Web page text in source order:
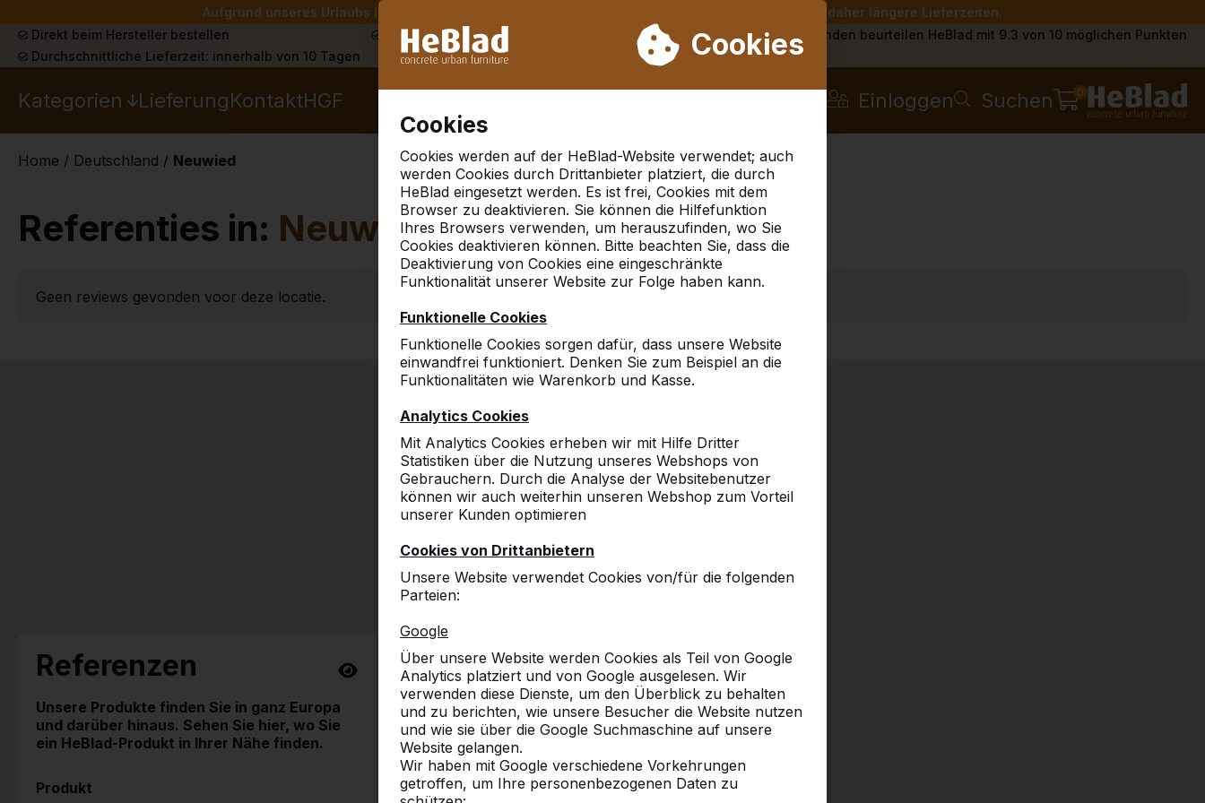
Aufgrund unseres Urlaubs liefern wir von Woche 31 bis Woche 33 nicht. Bitte berücksichtigen Sie daher längere Lieferzeiten.
Cookies
Cookies
Cookies werden auf der HeBlad-Website verwendet; auch
werden Cookies durch Drittanbieter platziert, die durch
HeBlad eingesetzt werden. Es ist frei, Cookies mit dem
Browser zu deaktivieren. Sie können die Hilfefunktion
Ihres Browsers verwenden, um herauszufinden, wo Sie
Cookies deaktivieren können. Bitte beachten Sie, dass die
Deaktivierung von Cookies eine eingeschränkte
Funktionalität unserer Website zur Folge haben kann.
Funktionelle Cookies
Funktionelle Cookies sorgen dafür, dass unsere Website
einwandfrei funktioniert. Denken Sie zum Beispiel an die
Funktionalitäten wie Warenkorb und Kasse.
Analytics Cookies
Mit Analytics Cookies erheben wir mit Hilfe Dritter
Statistiken über die Nutzung unseres Webshops von
Gebrauchern. Durch die Analyse der Websitebenutzer
können wir auch weiterhin unseren Webshop zum Vorteil
unserer Kunden optimieren
Cookies von Drittanbietern
Unsere Website verwendet Cookies von/für die folgenden
Parteien:
Google
Über unsere Website werden Cookies als Teil von Google
Analytics platziert und von Google ausgelesen. Wir
verwenden diese Dienste, um den Überblick zu behalten
und zu berichten, wie unsere Besucher die Website nutzen
und wie sie über die Google Suchmaschine auf unsere
Website gelangen.
Wir haben mit Google verschiedene Vorkehrungen
getroffen, um Ihre personenbezogenen Daten zu
Direkt beim Hersteller bestellen Schon mehr als 30.000 Produkten verkauft
Kunden beurteilen HeBlad mit 9.3 von 10 möglichen Punkten
Durchschnittliche Lieferzeit: innerhalb von 10 Tagen
Kategorien LieferungKontaktHGF Einloggen Suchen 0
Home / Deutschland / Neuwied
Referenties in: Neuwied
Geen reviews gevonden voor deze locatie.
Referenzen
Unsere Produkte finden Sie in ganz Europa
und darüber hinaus. Sehen Sie hier, wo Sie
ein HeBlad-Produkt in Ihrer Nähe finden.
Produkt